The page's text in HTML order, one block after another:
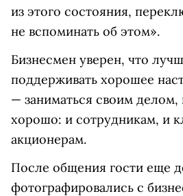
из этого состояния,
не вспоминать об этом».
Бизнесмен уверен, что
поддерживать хорошее
— заниматься своим делом,
хорошо: и сотрудникам, и
акционерам.
После общения гости еще
фотографировались с